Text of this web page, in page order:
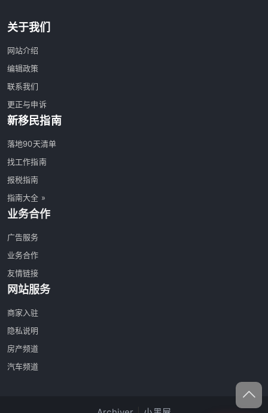
关于我们
网站介绍
编辑政策
联系我们
更正与申诉
新移民指南
落地90天清单
找工作指南
报税指南
指南大全 »
业务合作
广告服务
业务合作
友情链接
网站服务
商家入驻
隐私说明
房产频道
汽车频道